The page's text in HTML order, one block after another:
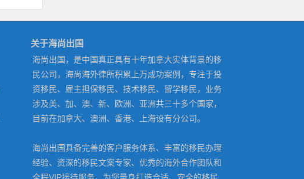
关于海尚出国
海尚出国，是中国真正具有十年加拿大实体背景的移
民公司，海尚海外律所积累上万成功案例，专注于投
资移民、雇主担保移民、技术移民、留学移民，业务
涉及美、加、澳、新、欧洲、亚洲共三十多个国家，
目前在加拿大、澳洲、香港、上海设有分公司。
海尚出国具备完善的客户服务体系、丰富的移民办理
经验、资深的移民文案专家、优秀的海外合作团队和